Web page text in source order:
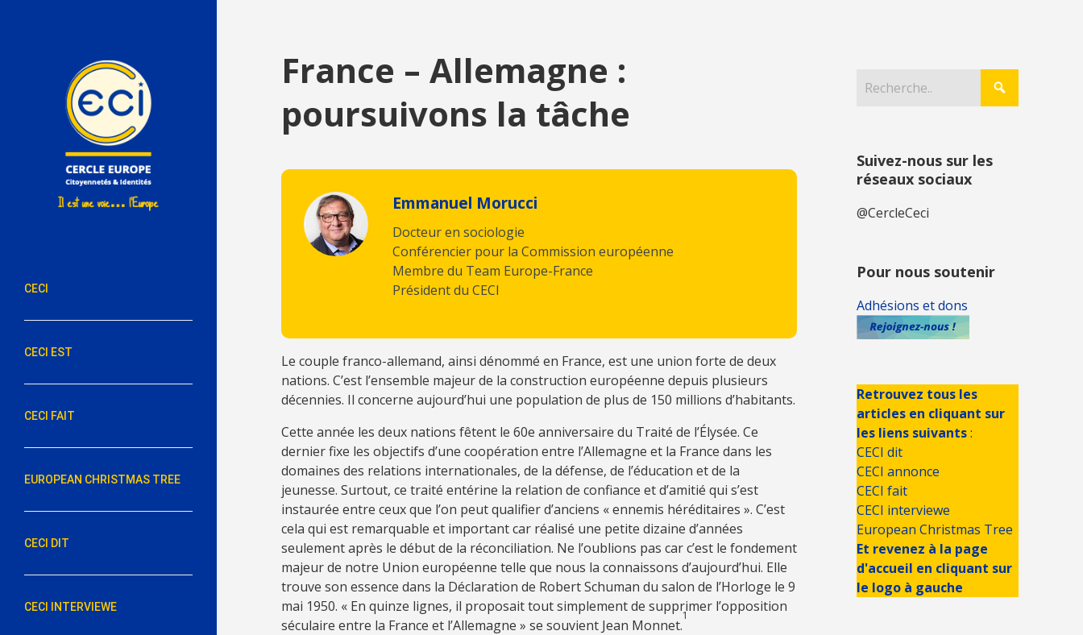
CECI
CECI EST
CECI FAIT
EUROPEAN CHRISTMAS TREE
CECI DIT
CECI INTERVIEWE
France – Allemagne :
poursuivons la tâche
Emmanuel Morucci
Docteur en sociologie
Conférencier pour la Commission européenne
Membre du Team Europe-France
Président du CECI
Le couple franco-allemand, ainsi dénommé en France, est une union forte de deux
nations. C’est l’ensemble majeur de la construction européenne depuis plusieurs
décennies. Il concerne aujourd’hui une population de plus de 150 millions d’habitants.
Cette année les deux nations fêtent le 60e anniversaire du Traité de l’Élysée. Ce
dernier fixe les objectifs d’une coopération entre l’Allemagne et la France dans les
domaines des relations internationales, de la défense, de l’éducation et de la
jeunesse. Surtout, ce traité entérine la relation de confiance et d’amitié qui s’est
instaurée entre ceux que l’on peut qualifier d’anciens « ennemis héréditaires ». C’est
cela qui est remarquable et important car réalisé une petite dizaine d’années
seulement après le début de la réconciliation. Ne l’oublions pas car c’est le fondement
majeur de notre Union européenne telle que nous la connaissons d’aujourd’hui. Elle
trouve son essence dans la Déclaration de Robert Schuman du salon de l’Horloge le 9
mai 1950. « En quinze lignes, il proposait tout simplement de supprimer l’opposition
séculaire entre la France et l’Allemagne » se souvient Jean Monnet.
1
Suivez-nous sur les
réseaux sociaux
@CercleCeci
Pour nous soutenir
Adhésions et dons
Retrouvez tous les
articles en cliquant sur
les liens suivants:
CECI dit
CECI annonce
CECI fait
CECI interviewe
European Christmas Tree
Et revenez à la page
d'accueil en cliquant sur
le logo à gauche